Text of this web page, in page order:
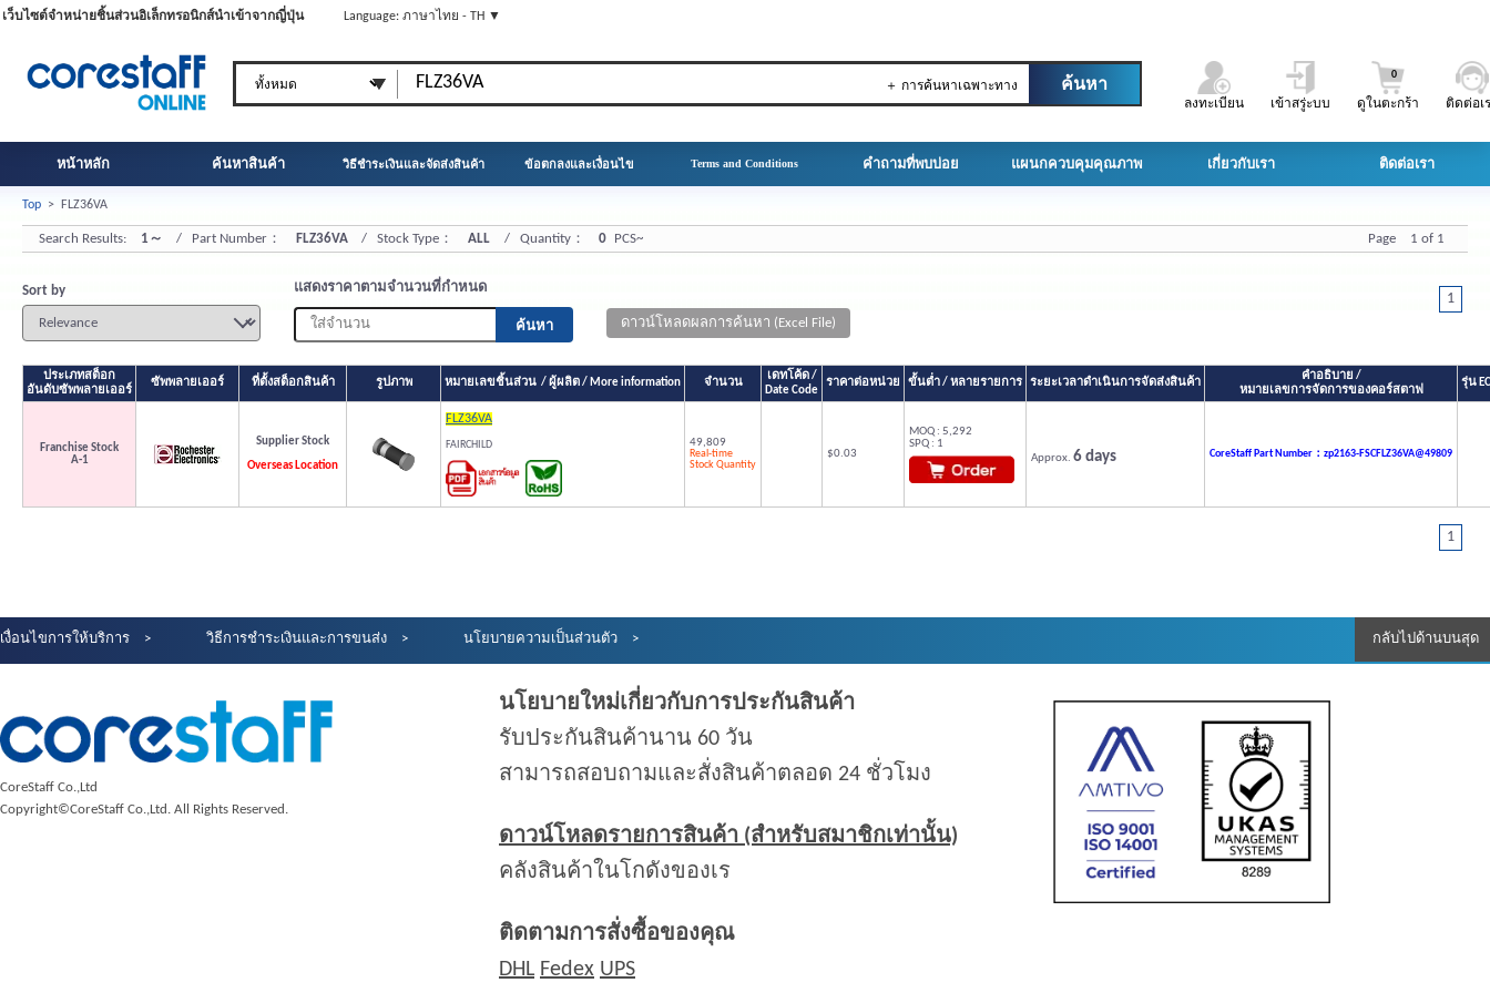
เว็บไซต์จำหน่ายชิ้นส่วนอิเล็กทรอนิกส์นำเข้าจากญี่ปุ่น Language: ภาษาไทย - TH ▼
＋ การค้นหาเฉพาะทาง
ลงทะเบียน เข้าสรู่ะบบ ดูในตะกร้า
0
ติดต่อเ
หน้าหลัก ค้นหาสินค้า วิธีชำระเงินและจัดส่งสินค้า ข้อตกลงและเงื่อนไข Terms and Conditions คำถามที่พบบ่อย แผนกควบคุมคุณภาพ เกี่ยวกับเรา ติดต่อเรา
Top > FLZ36VA
Search Results: 1～ / Part Number： FLZ36VA / Stock Type： ALL / Quantity： 0 PCS~ Page 1 of 1
Sort by แสดงราคาตามจำนวนที่กำหนด
ดาวน์โหลดผลการค้นหา (Excel File)
1
ประเภทสต็อก
อันดับซัพพลายเออร์
ซัพพลายเออร์ ที่ตั้งสต็อกสินค้า รูปภาพ หมายเลขชิ้นส่วน / ผู้ผลิต / More information จำนวน
เดทโค้ด /
Date Code
ราคาต่อหน่วย ขั้นต่ำ / หลายรายการ ระยะเวลาดำเนินการจัดส่งสินค้า
คำอธิบาย /
หมายเลขการจัดการของคอร์สตาฟ
รุ่น
Franchise Stock
A-1
Supplier Stock
Overseas Location
FLZ36VA
FAIRCHILD
49,809
Real-time
Stock Quantity
$0.03
MOQ : 5,292
SPQ : 1
Approx. 6 days CoreStaff Part Number：zp2163-FSCFLZ36VA@49809
1
เงื่อนไขการให้บริการ วิธีการชำระเงินและการขนส่ง นโยบายความเป็นส่วนตัว กลับไปด้านบนสุด
CoreStaff Co.,Ltd
Copyright©CoreStaff Co.,Ltd. All Rights Reserved.
นโยบายใหม่เกี่ยวกับการประกันสินค้า
รับประกันสินค้านาน 60 วัน
สามารถสอบถามและสั่งสินค้าตลอด 24 ชั่วโมง
ดาวน์โหลดรายการสินค้า (สำหรับสมาชิกเท่านั้น)
คลังสินค้าในโกดังของเร
ติดตามการสั่งซื้อของคุณ
DHL Fedex UPS